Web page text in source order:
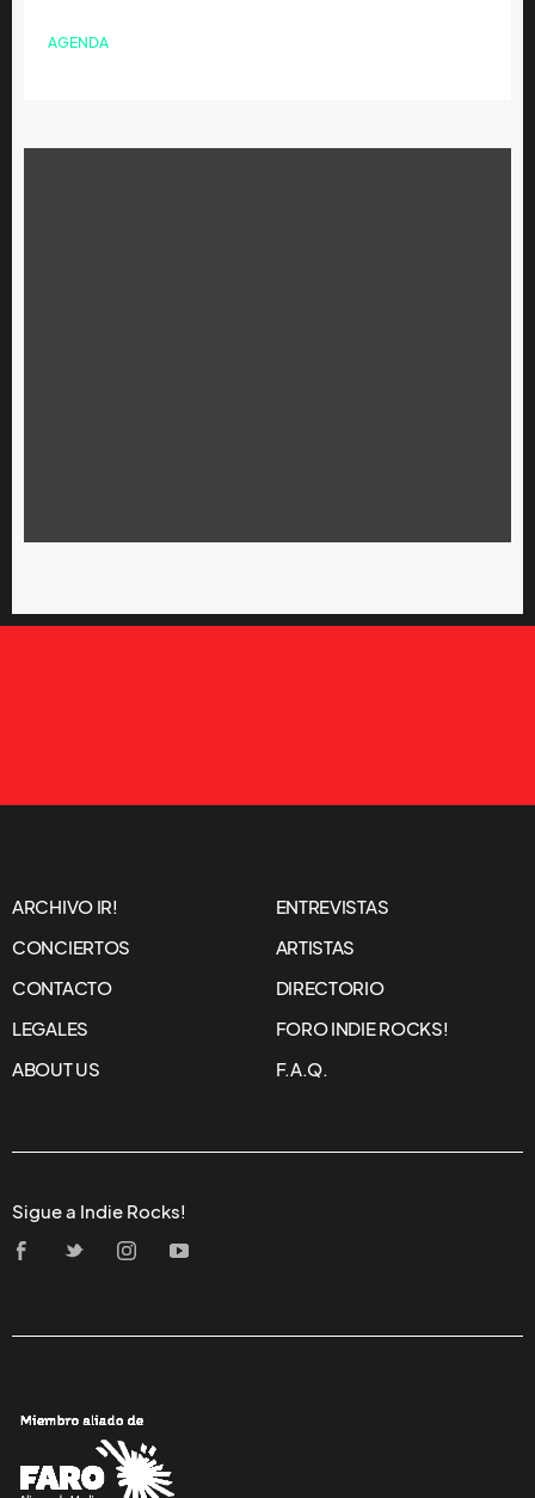
AGENDA
ARCHIVO IR!
ENTREVISTAS
CONCIERTOS
ARTISTAS
CONTACTO
DIRECTORIO
LEGALES
FORO INDIE ROCKS!
ABOUT US
F.A.Q.
Sigue a Indie Rocks!